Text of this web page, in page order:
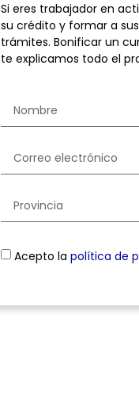
Si eres trabajador en
su crédito y formar a
trámites. Bonificar un
te explicamos todo el
Acepto la política de